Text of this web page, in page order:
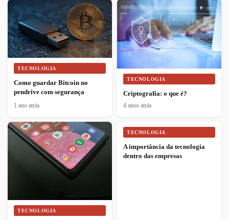
TECNOLOGIA
Como guardar Bitcoin no
pendrive com segurança
1 ano atrás
TECNOLOGIA
Criptografia: o que é?
4 anos atrás
TECNOLOGIA
TECNOLOGIA
A importância da tecnologia
dentro das empresas